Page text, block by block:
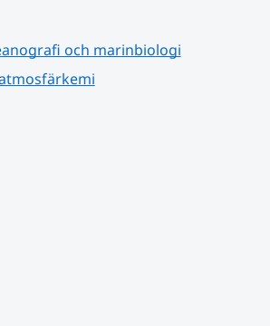
och marinbiologi
webbplats.
webbplats.